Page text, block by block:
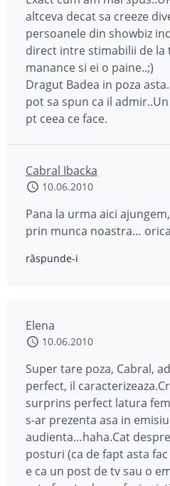
altceva decat sa creeze
persoanele din showbiz
direct intre stimabilii de la
manance si ei o paine..;)
Dragut Badea in poza
pot sa spun ca il
pt ceea ce face.
Cabral Ibacka
10.06.2010
Pana la urma aici
prin munca noastra…
răspunde-i
Elena
10.06.2010
Super tare poza, Cabral,
perfect, il
surprins perfect latura
s-ar prezenta asa in
audienta…haha.Cat
posturi (ca de fapt asta
e ca un post de tv sau o